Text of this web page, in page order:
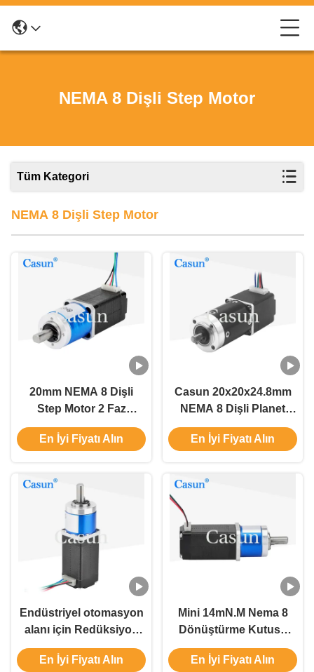
NEMA 8 Dişli Step Motor
Tüm Kategori
NEMA 8 Dişli Step Motor
20mm NEMA 8 Dişli
Step Motor 2 Faz
0.2Amp Casun Step
Motor'
En İyi Fiyatı Alın
Casun 20x20x24.8mm
NEMA 8 Dişli Planet
Şanzımanlı Step Motor
En İyi Fiyatı Alın
Endüstriyel otomasyon
alanı için Redüksiyon
oranı NEMA 8 vitesli
adımlı motor 0.2A
En İyi Fiyatı Alın
Mini 14mN.M Nema 8
Dönüştürme Kutusu
Stepper Motor 0.2A
Casun Stepper Motorlar
En İyi Fiyatı Alın